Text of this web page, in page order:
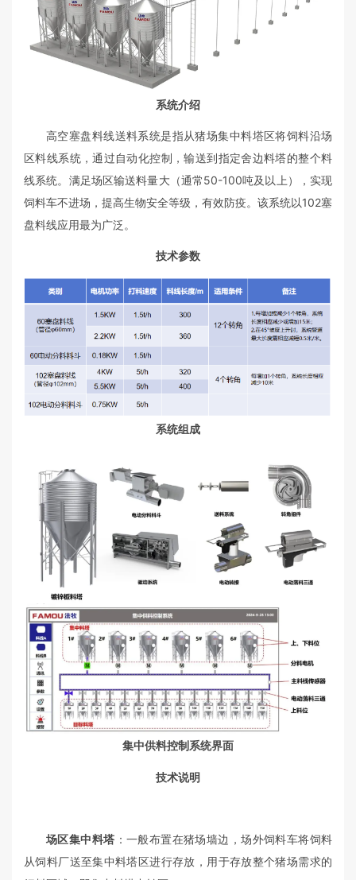
系统介绍
高空塞盘料线送料系统是指从猪场集中料塔区将饲料沿场
区料线系统，通过自动化控制，输送到指定舍边料塔的整个料
线系统。满足场区输送料量大（通常50-100吨及以上），实现
饲料车不进场，提高生物安全等级，有效防疫。该系统以102塞
盘料线应用最为广泛。
技术参数
系统组成
集中供料控制系统界面
技术说明
场区集中料塔 ：一般布置在猪场墙边，场外饲料车将饲料
从饲料厂送至集中料塔区进行存放，用于存放整个猪场需求的